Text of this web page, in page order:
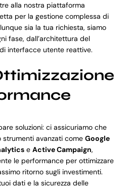
alla nostra piattaforma
per la gestione complessa di
sia la tua richiesta, siamo
fase, dall’architettura del
interfacce utente reattive.
soluzioni: ci assicuriamo che
strumenti avanzati come Google
e Active Campaign,
le performance per ottimizzare
ritorno sugli investimenti.
dati e la sicurezza delle